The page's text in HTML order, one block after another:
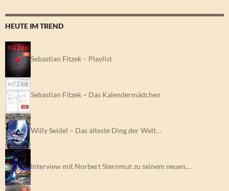
HEUTE IM TREND
Sebastian Fitzek – Playlist
Sebastian Fitzek – Das Kalendermädchen
Willy Seidel – Das älteste Ding der Welt…
Interview mit Norbert Sternmut zu seinem neuen…